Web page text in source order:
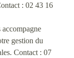
: 02 43 16
gestion du
Contact : 07